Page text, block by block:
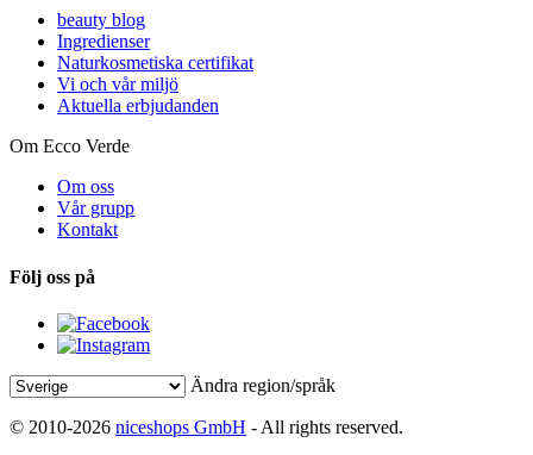
beauty blog
Ingredienser
Naturkosmetiska certifikat
Vi och vår miljö
Aktuella erbjudanden
Om Ecco Verde
Om oss
Vår grupp
Kontakt
Följ oss på
Ändra region/språk
© 2010-2026 niceshops GmbH - All rights reserved.